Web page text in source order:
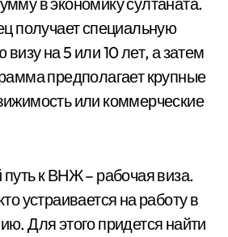
получает специальную
на 5 или 10 лет, а затем
предполагает крупные
или коммерческие
к ВНЖ – рабочая виза.
устраивается на работу в
Для этого придется найти